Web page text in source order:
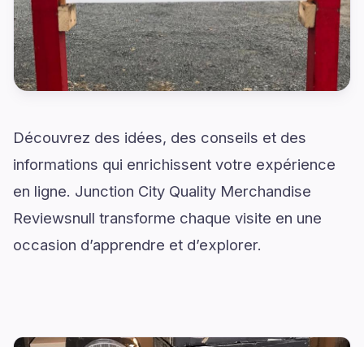
Découvrez des idées, des conseils et des
informations qui enrichissent votre expérience
en ligne. Junction City Quality Merchandise
Reviewsnull transforme chaque visite en une
occasion d’apprendre et d’explorer.